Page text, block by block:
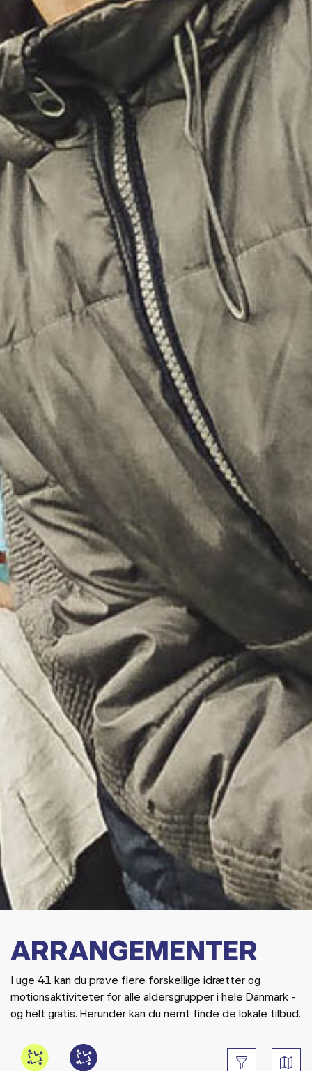
ARRANGEMENTER
I uge 41 kan du prøve flere forskellige idrætter og
motionsaktiviteter for alle aldersgrupper i hele Danmark -
og helt gratis. Herunder kan du nemt finde de lokale tilbud.